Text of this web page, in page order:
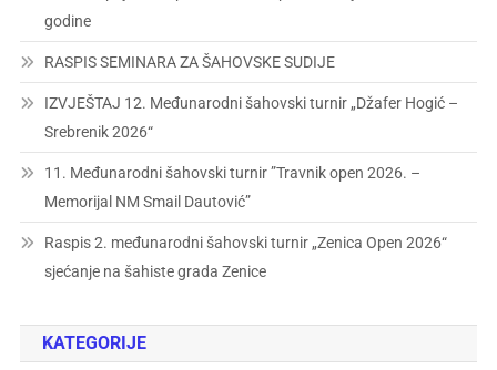
godine
RASPIS SEMINARA ZA ŠAHOVSKE SUDIJE
IZVJEŠTAJ 12. Međunarodni šahovski turnir „Džafer Hogić –
Srebrenik 2026“
11. Međunarodni šahovski turnir ”Travnik open 2026. –
Memorijal NM Smail Dautović”
Raspis 2. međunarodni šahovski turnir „Zenica Open 2026“
sjećanje na šahiste grada Zenice
KATEGORIJE